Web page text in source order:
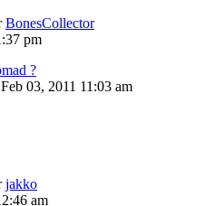
BonesCollector
pm
?
03, 2011 11:03 am
jakko
am